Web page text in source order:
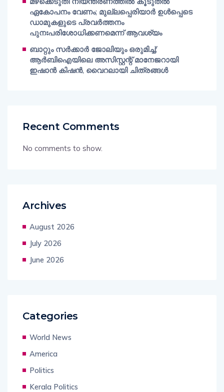
ഏകോപനം വേണം; മുല്ലപ്പെരിയാർ ഉൾപ്പെടെ
ഡാമുകളുടെ പ്രവർത്തനം
പുനഃപരിശോധിക്കണമെന്ന് ആവശ്യം
ബാറ്റും സർക്കാർ ജോലിയും ഒരുമിച്ച്;
ആർബിഐയിലെ അസിസ്റ്റന്റ് മാനേജറായി
ഇഷാൻ കിഷൻ, വൈറലായി ചിത്രങ്ങൾ
Recent Comments
No comments to show.
Archives
August 2026
July 2026
June 2026
Categories
World News
America
Politics
Kerala Politics